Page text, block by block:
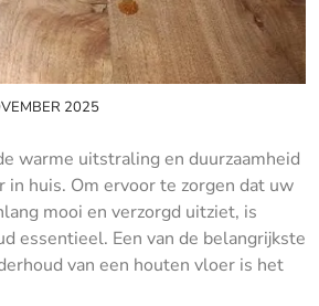
2025
warme uitstraling en duurzaamheid
in huis. Om ervoor te zorgen dat uw
mooi en verzorgd uitziet, is
essentieel. Een van de belangrijkste
van een houten vloer is het